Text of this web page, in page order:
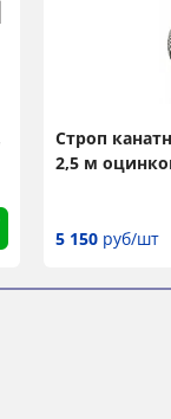
Строп
2,5 м
5 150 руб/шт